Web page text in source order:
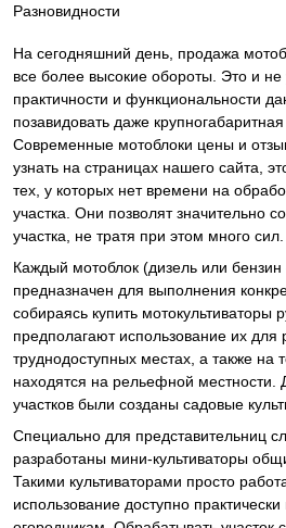
Разновидности
На сегодняшний день, продажа
все более высокие обороты. Это и не
практичности и функциональности
позавидовать даже
Современные мотоблоки цены и
узнать на страницах нашего сайта,
тех, у которых нет времени на
участка. Они позволят значительно
участка, не тратя при этом много сил.
Каждый мотоблок (дизель или
предназначен для выполнения
собираясь купить мотокультиваторы
предполагают использование их для
труднодоступных местах, а также на
находятся на рельефной местности.
участков были созданы садовые
Специально для представительниц
разработаны мини-культиваторы
Такими культиваторами просто
использование доступно